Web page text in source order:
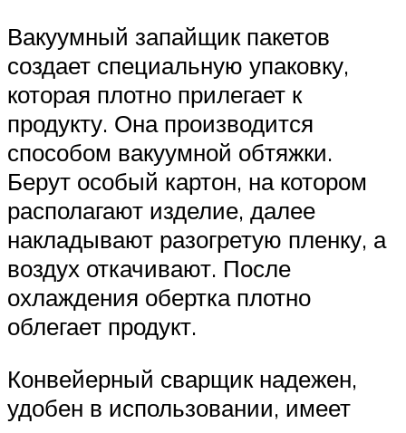
Вакуумный запайщик пакетов
создает специальную упаковку,
которая плотно прилегает к
продукту. Она производится
способом вакуумной обтяжки.
Берут особый картон, на котором
располагают изделие, далее
накладывают разогретую пленку, а
воздух откачивают. После
охлаждения обертка плотно
облегает продукт.
Конвейерный сварщик надежен,
удобен в использовании, имеет